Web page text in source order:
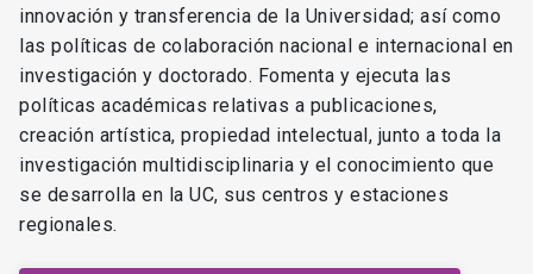
innovación y transferencia de la Universidad; así como
las políticas de colaboración nacional e internacional en
investigación y doctorado. Fomenta y ejecuta las
políticas académicas relativas a publicaciones,
creación artística, propiedad intelectual, junto a toda la
investigación multidisciplinaria y el conocimiento que
se desarrolla en la UC, sus centros y estaciones
regionales.